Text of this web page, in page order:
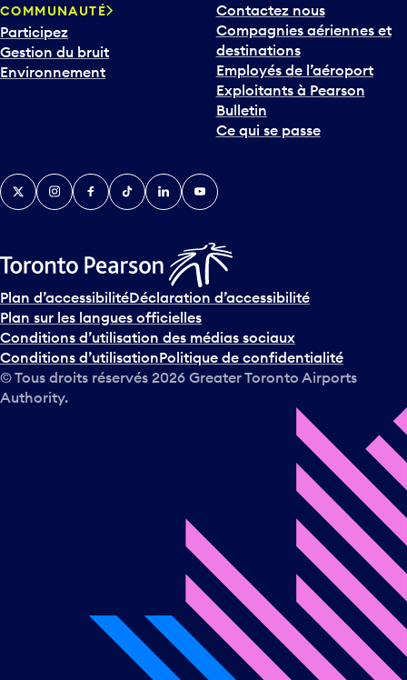
COMMUNAUTÉ
Participez
Gestion du bruit
Environnement
Contactez nous
Compagnies aériennes et
destinations
Employés de l’aéroport
Exploitants à Pearson
Bulletin
Ce qui se passe
TwitterInstagramFacebook
TikTokLinkedInYouTube
Plan d’accessibilitéDéclaration d’accessibilité
Plan sur les langues officielles
Conditions d’utilisation des médias sociaux
Conditions d’utilisationPolitique de confidentialité
© Tous droits réservés 2026 Greater Toronto Airports
Authority.